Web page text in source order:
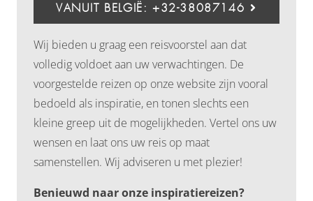
VANUIT BELGIË: +32-38087146
Wij bieden u graag een reisvoorstel aan dat
volledig voldoet aan uw verwachtingen. De
voorgestelde reizen op onze website zijn vooral
bedoeld als inspiratie, en tonen slechts een
kleine greep uit de mogelijkheden. Vertel ons uw
wensen en laat ons uw reis op maat
samenstellen. Wij adviseren u met plezier!
Benieuwd naar onze inspiratiereizen?